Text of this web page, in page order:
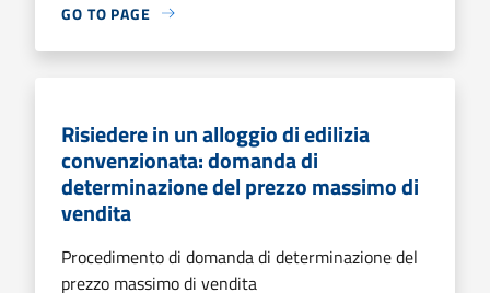
GO TO PAGE
Risiedere in un alloggio di edilizia
convenzionata: domanda di
determinazione del prezzo massimo di
vendita
Procedimento di domanda di determinazione del
prezzo massimo di vendita